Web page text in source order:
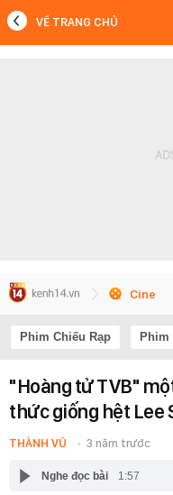
VỀ TRANG CHỦ
Cine
Phim Chiếu Rạp Phim
"Hoàng tử TVB"
thức giống hệt Lee
THÀNH VŨ 3 năm trước
Nghe đọc bài 1:57